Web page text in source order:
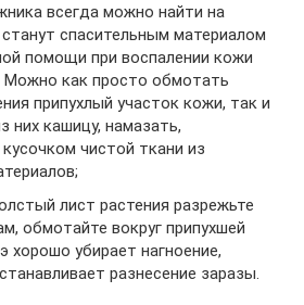
всегда можно найти на
спасительным материалом
помощи при воспалении кожи
Можно как просто обмотать
припухлый участок кожи, так и
них кашицу, намазать,
чистой ткани из
лист растения разрежьте
обмотайте вокруг припухшей
хорошо убирает нагноение,
разнесение заразы.